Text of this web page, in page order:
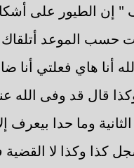
إن الطيور على
حسب الموعد أتلقاك
أنا هاي فعلتي
قال قد وفى الله
الثانية وما حدا بيعرف
كذا وكذا لا